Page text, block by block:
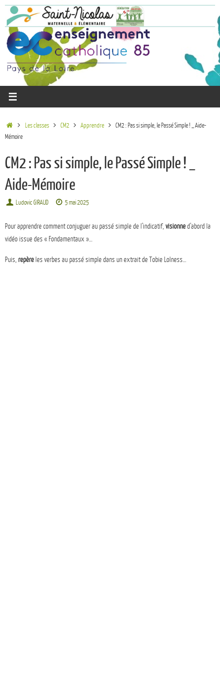
Les classes CM2 Apprendre
CM2 : Pas si simple, le Passé Simple ! _ Aide-
Mémoire
CM2 : Pas si simple, le Passé Simple ! _
Aide-Mémoire
Ludovic GIRAUD 5 mai 2025
Pour apprendre comment conjuguer au passé simple de l’indicatif, visionned’abord la
vidéo issue des « Fondamentaux »…
Puis, repère les verbes au passé simple dans un extrait de Tobie Lolness…